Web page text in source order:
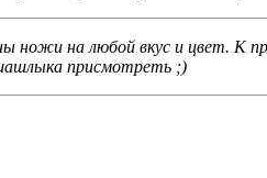
ножи на любой вкус и цвет. К
присмотреть ;)